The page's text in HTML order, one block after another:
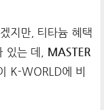
지만, 티타늄 혜택
있는 데,
MASTER
K-WORLD에 비